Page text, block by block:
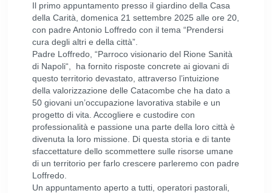
Il primo appuntamento presso il giardino della Casa
della Carità, domenica 21 settembre 2025 alle ore 20,
con padre Antonio Loffredo con il tema “Prendersi
cura degli altri e della città”.
Padre Loffredo, “Parroco visionario del Rione Sanità
di Napoli“, ha fornito risposte concrete ai giovani di
questo territorio devastato, attraverso l’intuizione
della valorizzazione delle Catacombe che ha dato a
50 giovani un’occupazione lavorativa stabile e un
progetto di vita. Accogliere e custodire con
professionalità e passione una parte della loro città è
divenuta la loro missione. Di questa storia e di tante
sfaccettature dello scommettere sulle risorse umane
di un territorio per farlo crescere parleremo con padre
Loffredo.
Un appuntamento aperto a tutti, operatori pastorali,